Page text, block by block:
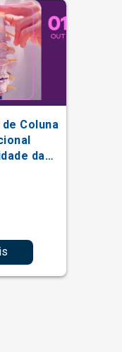
Coluna
da